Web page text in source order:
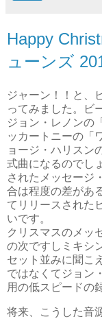
Happy
ューンズ
ジャーン！！と、
ってみました。ビ
ジョン・レノンの
ッカートニーの「
ョージ・ハリスン
式曲になるのでし
されたメッセージ
合は程度の差があ
てリリースされた
いです。
クリスマスのメッ
の次ですしミキシ
セット並みに聞こ
ではなくてジョン
用の低スピードの
将来、こうした音